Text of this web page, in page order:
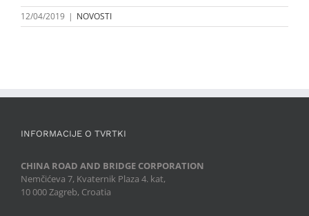
12/04/2019 | NOVOSTI
INFORMACIJE O TVRTKI
CHINA ROAD AND BRIDGE CORPORATION
Nemčićeva 7, Kvaternik Plaza 4. kat,
10 000 Zagreb, Croatia